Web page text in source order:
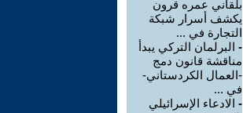
بلقاني عمره قرون
يكشف أسرار شبكة
التجارة في ...
- البرلمان التركي يبدأ
مناقشة قانون دمج
-العمال الكردستاني-
في ...
- الادعاء الإسرائيلي